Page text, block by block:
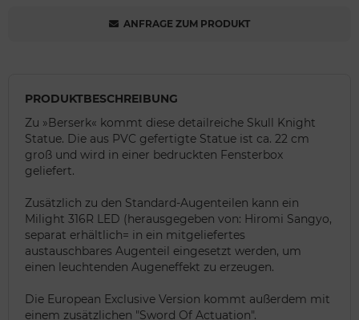
ANFRAGE ZUM PRODUKT
PRODUKTBESCHREIBUNG
Zu »Berserk« kommt diese detailreiche Skull Knight
Statue. Die aus PVC gefertigte Statue ist ca. 22 cm
groß und wird in einer bedruckten Fensterbox
geliefert.
Zusätzlich zu den Standard-Augenteilen kann ein
Milight 316R LED (herausgegeben von: Hiromi Sangyo,
separat erhältlich= in ein mitgeliefertes
austauschbares Augenteil eingesetzt werden, um
einen leuchtenden Augeneffekt zu erzeugen.
Die European Exclusive Version kommt außerdem mit
einem zusätzlichen "Sword Of Actuation".